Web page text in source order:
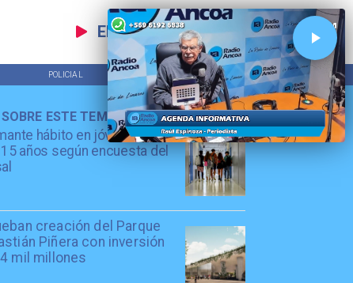
EN VIVO
POLICIAL TENDENCIAS
hábito en jóvenes de
años según encuesta del
creación del Parque
Piñera con inversión
mil millones
ESTE TEMA